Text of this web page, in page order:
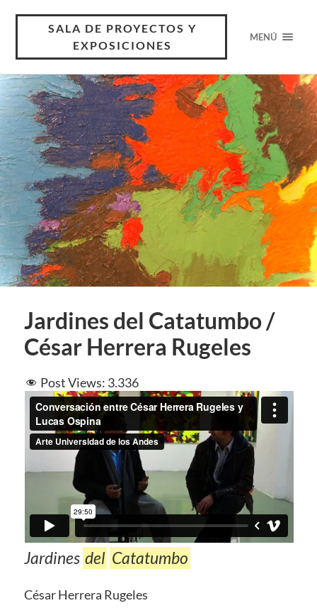
SALA DE PROYECTOS Y
EXPOSICIONES
MENÚ
Jardines del Catatumbo /
César Herrera Rugeles
Post Views: 3.336
Jardines del Catatumbo
César Herrera Rugeles